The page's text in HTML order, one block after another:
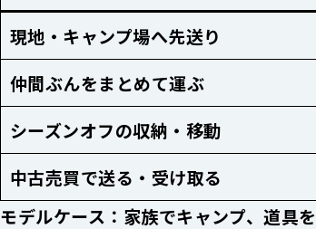
現地・キャンプ場へ先送り
仲間ぶんをまとめて運ぶ
シーズンオフの収納・移動
中古売買で送る・受け取る
モデルケース：家族でキャンプ、道具